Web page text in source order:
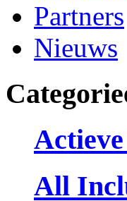
Partners
Nieuws
All